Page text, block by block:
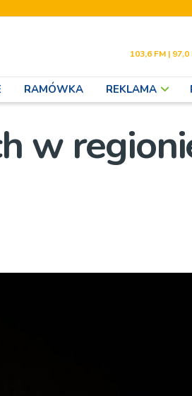
103,6 FM |
RAMÓWKA REKLAMA
w